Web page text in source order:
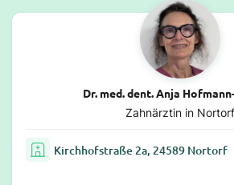
Dr. med. dent. Anja
Zahnärztin in Nortorf
Kirchhofstraße 2a, 24589 Nortorf